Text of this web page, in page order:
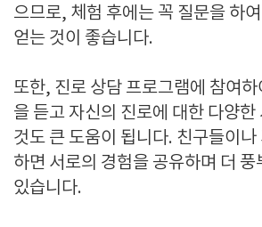
으므로, 체험 후에는 꼭 질문을 하
얻는 것이 좋습니다.
또한, 진로 상담 프로그램에 참여
을 듣고 자신의 진로에 대한 다양
것도 큰 도움이 됩니다. 친구들이
하면 서로의 경험을 공유하며 더
있습니다.